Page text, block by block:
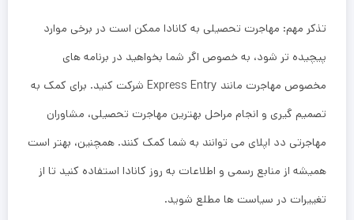
تذکر مهم: مهاجرت تحصیلی به کانادا ممکن است در برخی موارد
پیچیده ‌تر شود، به خصوص اگر شما بخواهید در برنامه ‌های
مخصوص مهاجرت مانند Express Entry شرکت کنید. برای کمک به
تصمیم ‌گیری و انجام مراحل بهترین مهاجرت تحصیلی، مشاوران
مهاجرتی دد اپلای می ‌توانند به شما کمک کنند. همچنین، بهتر است
همیشه از منابع رسمی و اطلاعات به ‌روز کانادا استفاده کنید تا از
تغییرات در سیاست ‌ها مطلع شوید.